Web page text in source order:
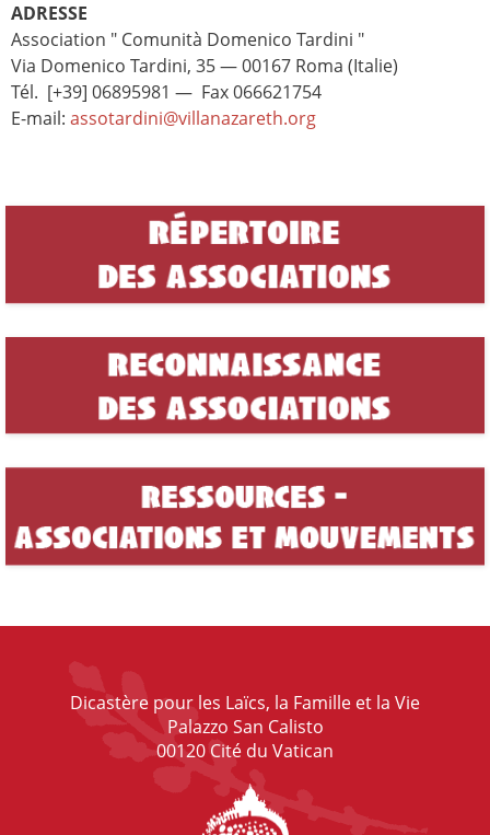
ADRESSE
Association " Comunità Domenico Tardini "
Via Domenico Tardini, 35 — 00167 Roma (Italie)
Tél. [+39] 06895981 — Fax 066621754
E-mail: assotardini@villanazareth.org
Dicastère pour les Laïcs, la Famille et la Vie
Palazzo San Calisto
00120 Cité du Vatican